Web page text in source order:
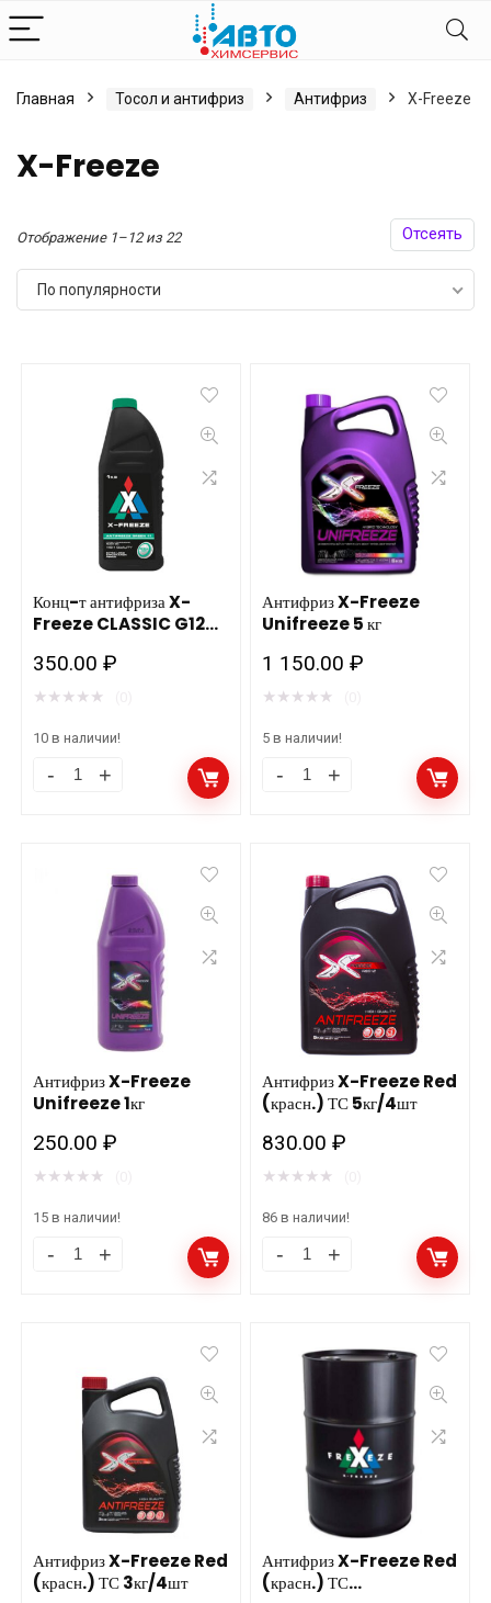
Главная Тосол и антифриз Антифриз X-Freeze
X-Freeze
Отсеять
Отображение 1–12 из 22Сортировка:
по
По популярности
Конц-т антифриза X-
Freeze CLASSIC G12
350.00₽
★ ★ ★ ★ ★
Конц-
CLASSIC
количество
10 в наличии!
Антифриз X-Freeze
Unifreeze 5 кг
1 150.00₽
★ ★ ★ ★ ★
Антифриз
количество
5 в наличии!
Антифриз X-Freeze
Unifreeze 1кг
250.00₽
★ ★ ★ ★ ★
Антифриз
количество
15 в наличии!
Антифриз X-Freeze Red
(красн.) ТС 5кг/4шт
830.00₽
★ ★ ★ ★ ★
Антифриз
(красн.)
5кг/4шт
количество
86 в наличии!
Антифриз X-Freeze Red
(красн.) ТС 3кг/4шт
Антифриз X-Freeze Red
(красн.) ТС